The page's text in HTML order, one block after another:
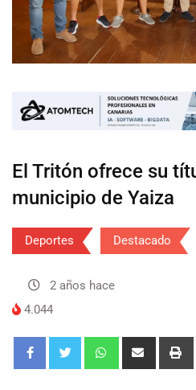
El Tritón ofrece su
municipio de Yaiza
Deportes Destacado
2 años hace
4.044